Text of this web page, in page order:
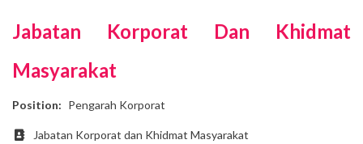
Jabatan Korporat Dan Khidmat
Masyarakat
Position: Pengarah Korporat
Address
Jabatan Korporat dan Khidmat Masyarakat